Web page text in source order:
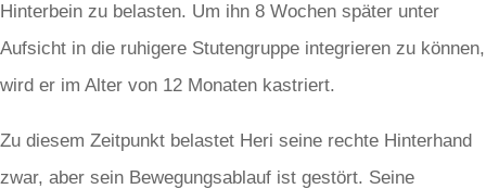
Hinterbein zu belasten. Um ihn 8 Wochen später unter
Aufsicht in die ruhigere Stutengruppe integrieren zu können,
wird er im Alter von 12 Monaten kastriert.
Zu diesem Zeitpunkt belastet Heri seine rechte Hinterhand
zwar, aber sein Bewegungsablauf ist gestört. Seine